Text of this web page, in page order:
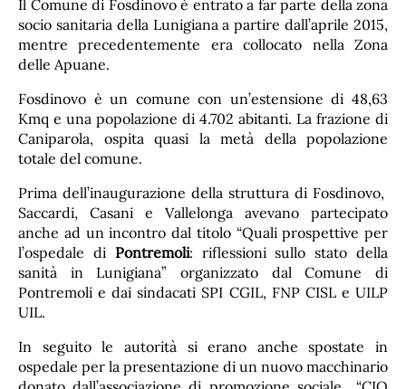
Il Comune di Fosdinovo è entrato a far parte della zona
socio sanitaria della Lunigiana a partire dall’aprile 2015,
mentre precedentemente era collocato nella Zona
delle Apuane.
Fosdinovo è un comune con un’estensione di 48,63
Kmq e una popolazione di 4.702 abitanti. La frazione di
Caniparola, ospita quasi la metà della popolazione
totale del comune.
Prima dell’inaugurazione della struttura di Fosdinovo,
Saccardi, Casani e Vallelonga avevano partecipato
anche ad un incontro dal titolo “Quali prospettive per
l’ospedale di Pontremoli: riflessioni sullo stato della
sanità in Lunigiana” organizzato dal Comune di
Pontremoli e dai sindacati SPI CGIL, FNP CISL e UILP
UIL.
In seguito le autorità si erano anche spostate in
ospedale per la presentazione di un nuovo macchinario